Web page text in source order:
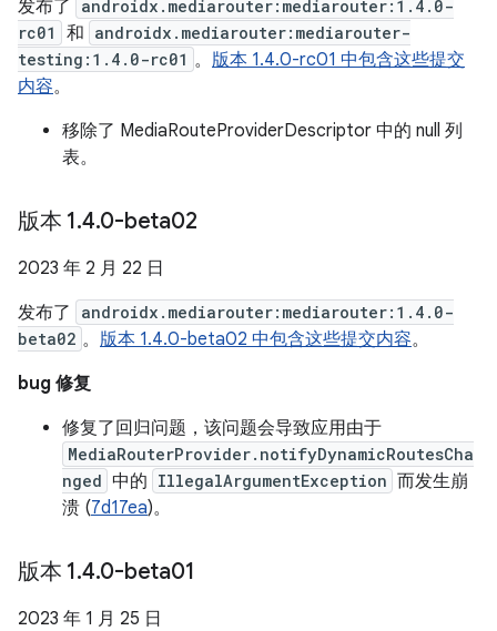
发布了
androidx.mediarouter:mediarouter:1.4.0-
rc01
和 androidx.mediarouter:mediarouter-
testing:1.4.0-rc01 。 版本 1.4.0-rc01 中包含这些提交
内容。
移除了 MediaRouteProviderDescriptor 中的 null 列
表。
版本 1.4.0-beta02
2023 年 2 月 22 日
发布了
androidx.mediarouter:mediarouter:1.4.0-
beta02 。 版本 1.4.0-beta02 中包含这些提交内容。
bug 修复
修复了回归问题，该问题会导致应用由于
MediaRouterProvider.notifyDynamicRoutesCha
nged 中的 IllegalArgumentException 而发生崩
溃 (7d17ea)。
版本 1.4.0-beta01
2023 年 1 月 25 日